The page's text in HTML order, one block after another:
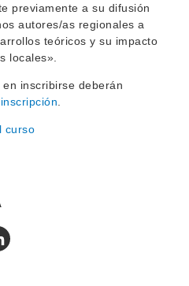
previamente a su difusión
autores/as regionales a
teóricos y su impacto
locales».
inscribirse deberán
curso